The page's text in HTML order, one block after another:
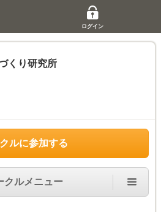
ログイン
くり研究所
ルに参加する
クルメニュー